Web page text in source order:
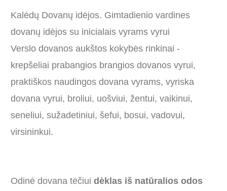
Kalėdų Dovanų idėjos. Gimtadienio vardines
dovanų idėjos su inicialais vyrams vyrui
Verslo dovanos aukštos kokybės rinkinai -
krepšeliai prabangios brangios dovanos vyrui,
praktiškos naudingos dovana vyrams, vyriska
dovana vyrui, broliui, uošviui, žentui, vaikinui,
seneliui, sužadetiniui, šefui, bosui, vadovui,
virsininkui.
Odinė dovana tėčiuidėklas iš natūralios odos